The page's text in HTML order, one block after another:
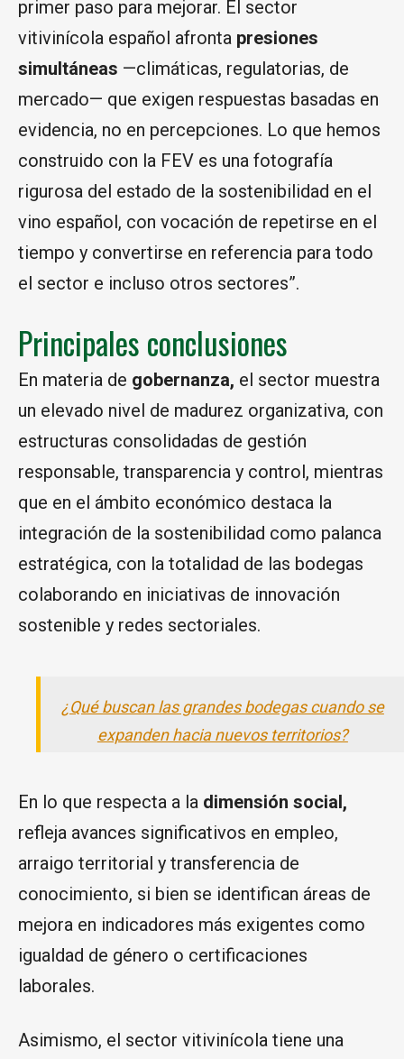
primer paso para mejorar. El sector
vitivinícola español afronta presiones
simultáneas —climáticas, regulatorias, de
mercado— que exigen respuestas basadas en
evidencia, no en percepciones. Lo que hemos
construido con la FEV es una fotografía
rigurosa del estado de la sostenibilidad en el
vino español, con vocación de repetirse en el
tiempo y convertirse en referencia para todo
el sector e incluso otros sectores”.
Principales conclusiones
En materia de gobernanza, el sector muestra
un elevado nivel de madurez organizativa, con
estructuras consolidadas de gestión
responsable, transparencia y control, mientras
que en el ámbito económico destaca la
integración de la sostenibilidad como palanca
estratégica, con la totalidad de las bodegas
colaborando en iniciativas de innovación
sostenible y redes sectoriales.
¿Qué buscan las grandes bodegas cuando se
expanden hacia nuevos territorios?
En lo que respecta a la dimensión social,
refleja avances significativos en empleo,
arraigo territorial y transferencia de
conocimiento, si bien se identifican áreas de
mejora en indicadores más exigentes como
igualdad de género o certificaciones
laborales.
Asimismo, el sector vitivinícola tiene una